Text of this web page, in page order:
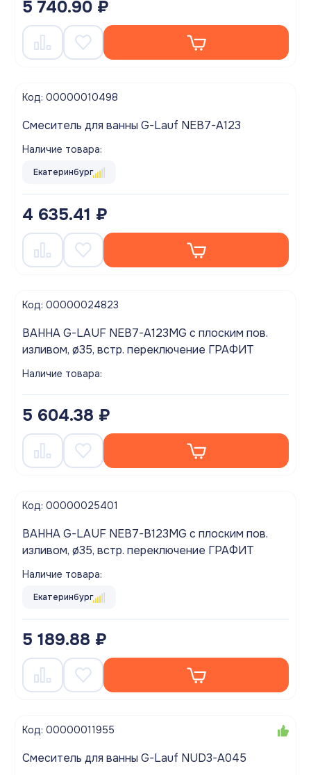
5 740.90 ₽
Код: 00000010498
Смеситель для ванны G-Lauf NEB7-A123
Наличие товара:
Екатеринбург
4 635.41 ₽
Код: 00000024823
ВАННА G-LAUF NEB7-A123MG с плоским пов.
изливом, ø35, встр. переключение ГРАФИТ
Наличие товара:
5 604.38 ₽
Код: 00000025401
ВАННА G-LAUF NEB7-B123MG с плоским пов.
изливом, ø35, встр. переключение ГРАФИТ
Наличие товара:
Екатеринбург
5 189.88 ₽
Код: 00000011955
Смеситель для ванны G-Lauf NUD3-A045